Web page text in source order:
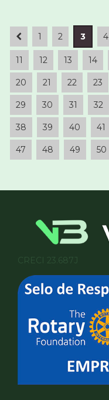
1 2 3 4
11 12 13 14
20 21 22 23
29 30 31 32
38 39 40 41
47 48 49 50
CRECI 23.687J